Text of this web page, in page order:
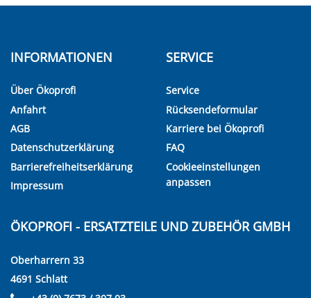
INFORMATIONEN
Über Ökoprofi
Anfahrt
AGB
Datenschutzerklärung
Barrierefreiheitserklärung
Impressum
SERVICE
Service
Rücksendeformular
Karriere bei Ökoprofi
FAQ
Cookieeinstellungen
anpassen
ÖKOPROFI - ERSATZTEILE UND ZUBEHÖR GMBH
Oberharrern 33
4691 Schlatt